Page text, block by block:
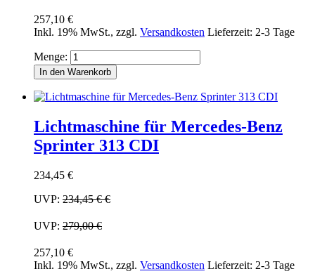
257,10 €
Inkl. 19% MwSt., zzgl. Versandkosten Lieferzeit: 2-3 Tage
Menge:
In den Warenkorb
Lichtmaschine für Mercedes-Benz
Sprinter 313 CDI
234,45 €
UVP: 234,45 €€
UVP: 279,00 €
257,10 €
Inkl. 19% MwSt., zzgl. Versandkosten Lieferzeit: 2-3 Tage